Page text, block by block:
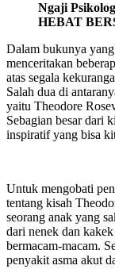
Ngaji
HEBAT
Dalam bukunya
menceritakan
atas segala
Salah dua di
yaitu Theodore
Sebagian besar dari
inspiratif yang bisa
Untuk mengobati
tentang kisah
seorang anak yang
dari nenek dan
bermacam-macam.
penyakit asma akut